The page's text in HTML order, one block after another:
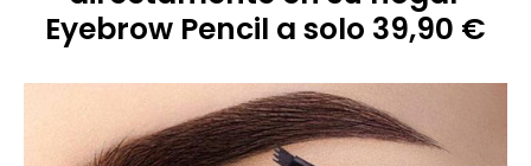
Eyebrow Pencil a solo 39,90 €